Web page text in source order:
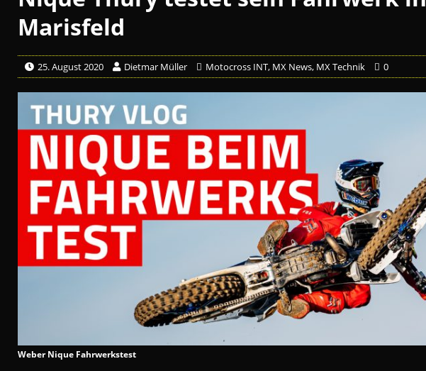
Marisfeld
25. August 2020 Dietmar Müller Motocross INT, MX News, MX Technik 0
Weber Nique Fahrwerkstest